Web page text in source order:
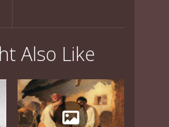
Also Like